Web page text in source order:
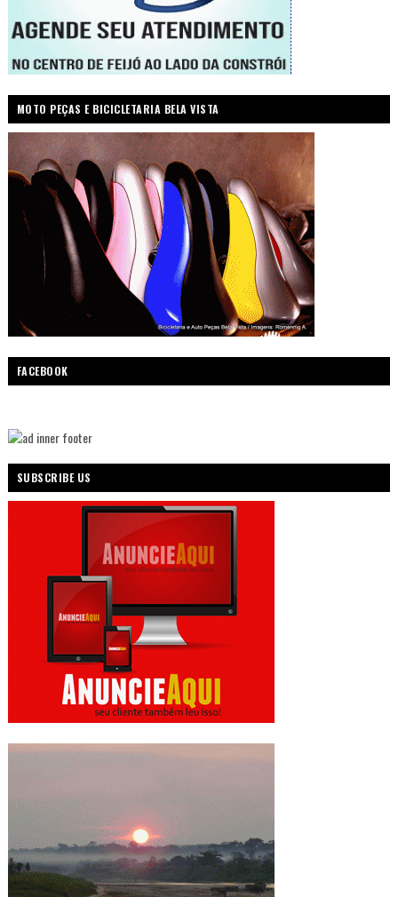
MOTO PEÇAS E BICICLETARIA BELA VISTA
FACEBOOK
SUBSCRIBE US